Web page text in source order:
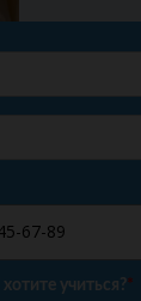
учиться?*